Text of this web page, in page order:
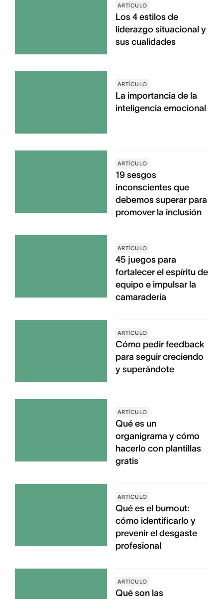
ARTÍCULO
Los 4 estilos de
liderazgo situacional y
sus cualidades
ARTÍCULO
La importancia de la
inteligencia emocional
ARTÍCULO
19 sesgos
inconscientes que
debemos superar para
promover la inclusión
ARTÍCULO
45 juegos para
fortalecer el espíritu de
equipo e impulsar la
camaradería
ARTÍCULO
Cómo pedir feedback
para seguir creciendo
y superándote
ARTÍCULO
Qué es un
organigrama y cómo
hacerlo con plantillas
gratis
ARTÍCULO
Qué es el burnout:
cómo identificarlo y
prevenir el desgaste
profesional
ARTÍCULO
Qué son las